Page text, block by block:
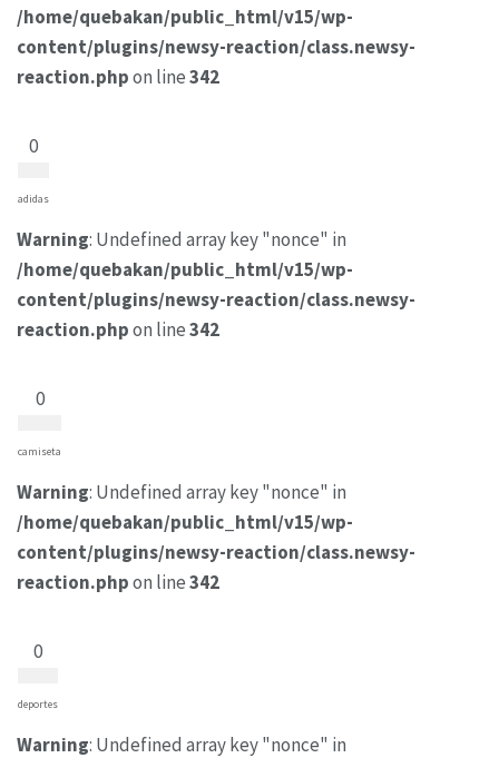
/home/quebakan/public_html/v15/wp-
content/plugins/newsy-reaction/class.newsy-
reaction.phpon line342
0
adidas
Warning: Undefined array key "nonce" in
/home/quebakan/public_html/v15/wp-
content/plugins/newsy-reaction/class.newsy-
reaction.phpon line342
0
camiseta
Warning: Undefined array key "nonce" in
/home/quebakan/public_html/v15/wp-
content/plugins/newsy-reaction/class.newsy-
reaction.phpon line342
0
deportes
Warning: Undefined array key "nonce" in